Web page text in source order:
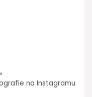
na Instagramu